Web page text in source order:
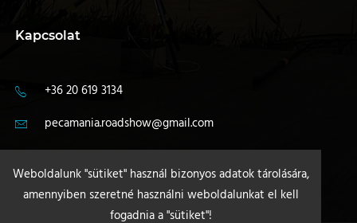
Kapcsolat
+36 20 619 3134
pecamania.roadshow@gmail.com
4400 Nyíregyháza
Weboldalunk "sütiket" használ bizonyos adatok tárolására,
amennyiben szeretné használni weboldalunkat el kell
fogadnia a "sütiket"!